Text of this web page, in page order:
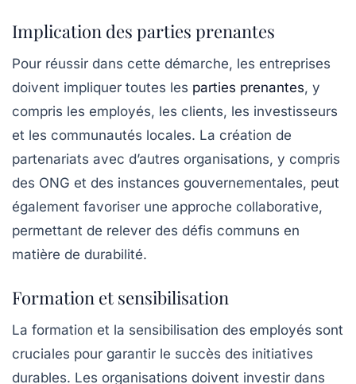
Implication des parties prenantes
Pour réussir dans cette démarche, les entreprises
doivent impliquer toutes les parties prenantes, y
compris les employés, les clients, les investisseurs
et les communautés locales. La création de
partenariats avec d’autres organisations, y compris
des ONG et des instances gouvernementales, peut
également favoriser une approche collaborative,
permettant de relever des défis communs en
matière de durabilité.
Formation et sensibilisation
La formation et la sensibilisation des employés sont
cruciales pour garantir le succès des initiatives
durables. Les organisations doivent investir dans